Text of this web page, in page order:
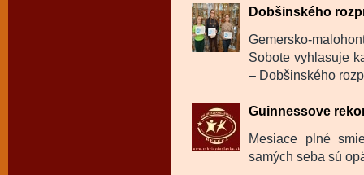
Dobšinského
Gemersko-
Sobote vyhlasuje
– Dobšinského
Guinnessove
Mesiace plné
samých seba sú